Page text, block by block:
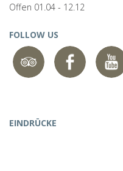
Offen 01.04 - 12.12
FOLLOW US
EINDRÜCKE